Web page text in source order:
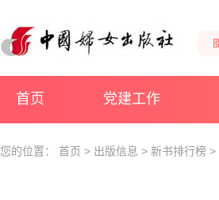
首页 党建工作
您的位置： 首页 > 出版信息 > 新书排行榜 >